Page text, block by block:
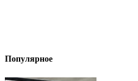
Популярное